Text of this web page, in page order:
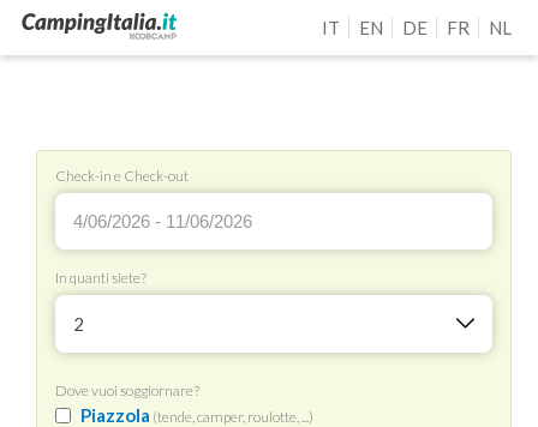
IT EN DE FR NL
Check-in e Check-out
In quanti siete?
2
Dove vuoi soggiornare?
Piazzola (tende, camper, roulotte, ...)